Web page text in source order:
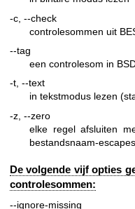
-c, --check
controlesommen uit
--tag
een controlesom in
-t, --text
in tekstmodus lezen
-z, --zero
elke regel afsluiten
bestandsnaam-
De volgende vijf opties
controlesommen:
--ignore-missing